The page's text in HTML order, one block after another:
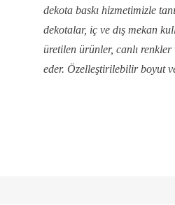
dekota baskı hizmetimizle
dekotalar, iç ve dış mekan
üretilen ürünler, canlı
eder. Özelleştirilebilir boyut